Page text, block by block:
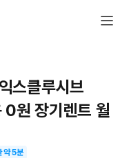
스클루시브
원 장기렌트 월
약5분